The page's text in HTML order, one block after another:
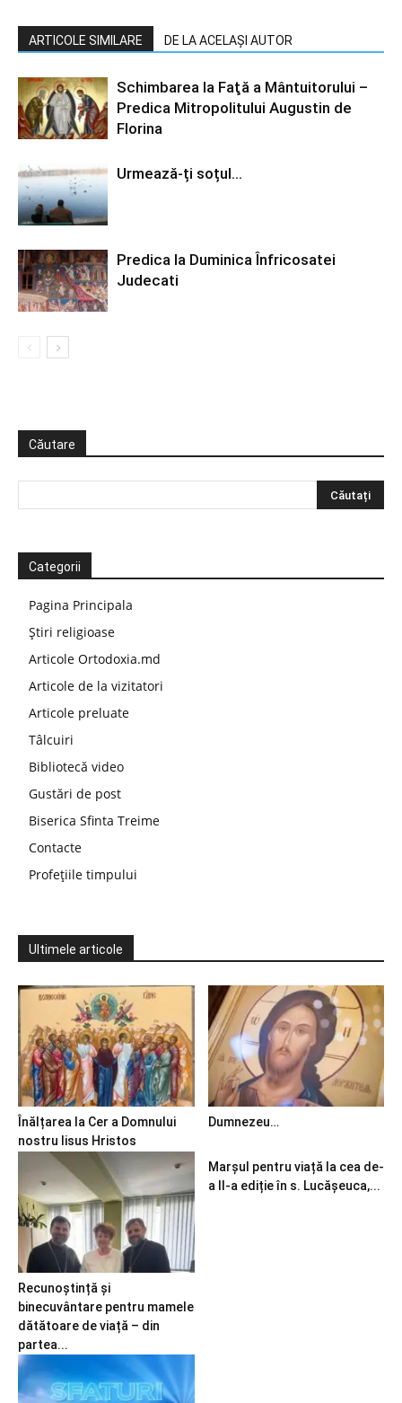
ARTICOLE SIMILARE DE LA ACELAȘI AUTOR
Schimbarea la Faţă a Mântuitorului –
Predica Mitropolitului Augustin de
Florina
Urmează-ți soțul…
Predica la Duminica Înfricosatei
Judecati
Căutare
Categorii
Pagina Principala
Știri religioase
Articole Ortodoxia.md
Articole de la vizitatori
Articole preluate
Tâlcuiri
Bibliotecă video
Gustări de post
Biserica Sfinta Treime
Contacte
Profețiile timpului
Ultimele articole
Înălțarea la Cer a Domnului
nostru Iisus Hristos
Dumnezeu…
Recunoștință și
binecuvântare pentru mamele
dătătoare de viață – din
partea...
Marșul pentru viață la cea de-
a II-a ediție în s. Lucășeuca,...